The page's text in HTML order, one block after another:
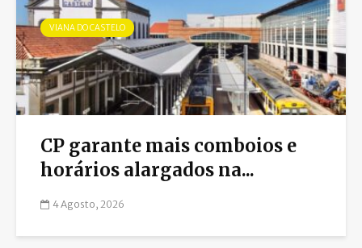
VIANA DO CASTELO
CP garante mais comboios e
horários alargados na...
4 Agosto, 2026